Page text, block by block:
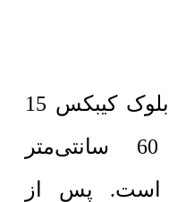
بلوک کیبکس 15
است. پس از